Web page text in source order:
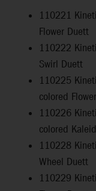
110221
Flower Duett
110222
Swirl Duett
110225
colored
110226
colored
110228
Wheel Duett
110229